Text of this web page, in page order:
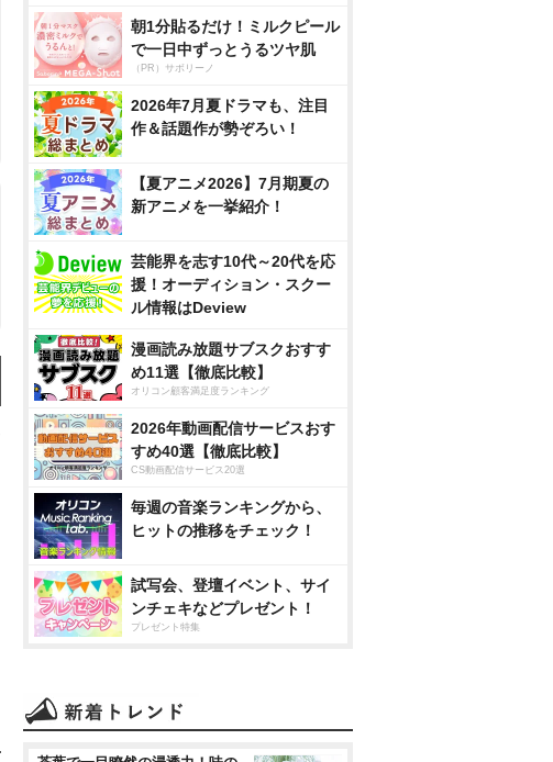
朝1分貼るだけ！ミルクピール
で一日中ずっとうるツヤ肌
（PR）サボリーノ
2026年7月夏ドラマも、注目
作＆話題作が勢ぞろい！
【夏アニメ2026】7月期夏の
新アニメを一挙紹介！
芸能界を志す10代～20代を応
援！オーディション・スクー
ル情報はDeview
漫画読み放題サブスクおすす
め11選【徹底比較】
オリコン顧客満足度ランキング
2026年動画配信サービスおす
すめ40選【徹底比較】
CS動画配信サービス20選
毎週の音楽ランキングから、
ヒットの推移をチェック！
試写会、登壇イベント、サイ
ンチェキなどプレゼント！
プレゼント特集